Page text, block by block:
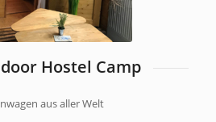
Hostel Camp
aus aller Welt